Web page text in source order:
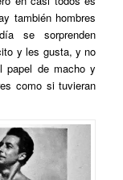
también hombres
se sorprenden
y les gusta, y no
papel de macho y
como si tuvieran